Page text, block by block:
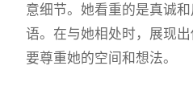
意细节。她看重的是真诚
语。在与她相处时，展现
要尊重她的空间和想法。